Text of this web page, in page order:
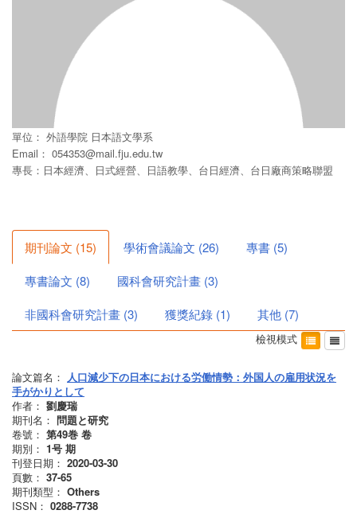
單位： 外語學院 日本語文學系
Email： 054353@mail.fju.edu.tw
專長：日本經濟、日式經營、日語教學、台日經濟、台日廠商策略聯盟
期刊論文 (15) 學術會議論文 (26) 專書 (5)
專書論文 (8) 國科會研究計畫 (3)
非國科會研究計畫 (3) 獲獎紀錄 (1) 其他 (7)
檢視模式
論文篇名： 人口減少下の日本における労働情勢：外国人の雇用状況を
手がかりとして
作者： 劉慶瑞
期刊名： 問題と研究
卷號： 第49巻 卷
期別： 1号 期
刊登日期： 2020-03-30
頁數： 37-65
期刊類型： Others
ISSN： 0288-7738